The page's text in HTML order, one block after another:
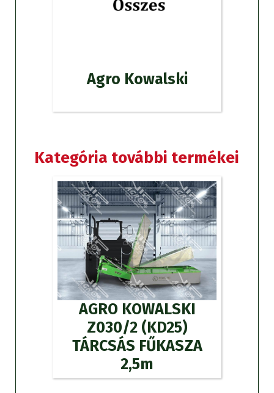
Agro Kowalski
Kategória további termékei
AGRO KOWALSKI
Z030/2 (KD25)
TÁRCSÁS FŰKASZA
2,5m